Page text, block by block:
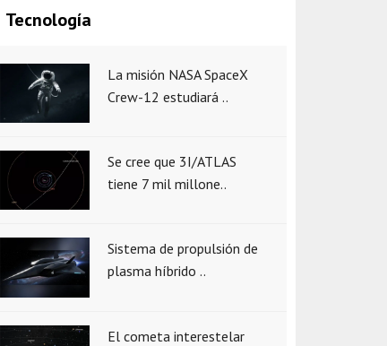
Tecnología
La misión NASA SpaceX
Crew-12 estudiará ..
Se cree que 3I/ATLAS
tiene 7 mil millone..
Sistema de propulsión de
plasma híbrido ..
El cometa interestelar